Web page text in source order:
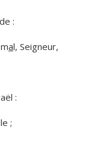
:
al, Seigneur,
:
;